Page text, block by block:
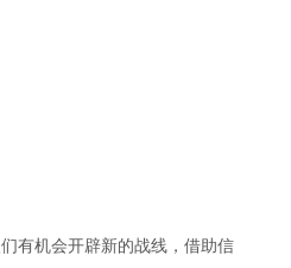
有机会开辟新的战线，借助信